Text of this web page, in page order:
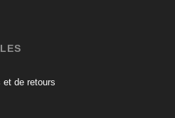
et de retours